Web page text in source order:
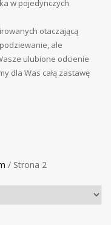
w pojedynczych
otaczającą
ale
ulubione odcienie
dla Was całą zastawę
/ Strona 2